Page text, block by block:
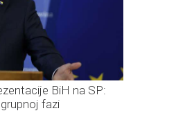
BiH na SP:
fazi